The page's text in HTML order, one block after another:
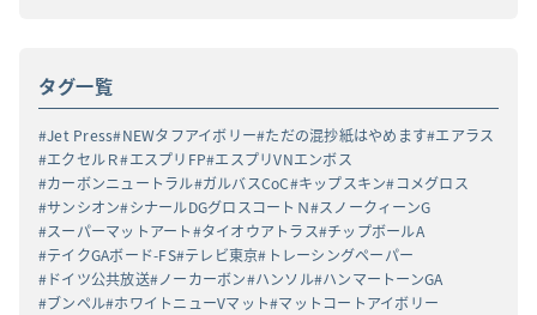
タグ一覧
Jet Press NEWタフアイボリー ただの混抄紙はやめます エアラス
エクセルＲ エスプリFP エスプリVNエンボス
カーボンニュートラル ガルバスCoC キップスキン コメグロス
サンシオン シナールDGグロスコートＮ スノークィーンG
スーパーマットアート タイオウアトラス チップボールA
テイクGAボード-FS テレビ東京
トレーシングペーパー
ドイツ公共放送 ノーカーボン ハンソル ハンマートーンGA
ブンペル ホワイトニューVマット マットコートアイボリー